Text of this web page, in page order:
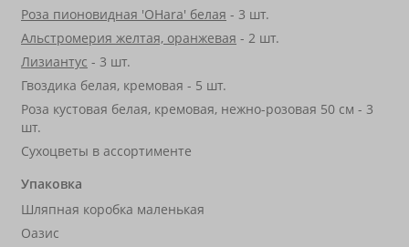
Роза пионовидная 'OHara' белая - 3 шт.
Альстромерия желтая, оранжевая - 2 шт.
Лизиантус - 3 шт.
Гвоздика белая, кремовая - 5 шт.
Роза кустовая белая, кремовая, нежно-розовая 50 см - 3
шт.
Сухоцветы в ассортименте
Упаковка
Шляпная коробка маленькая
Оазис